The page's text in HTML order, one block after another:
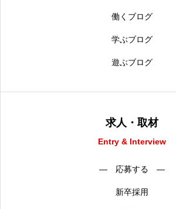
働くブログ
学ぶブログ
遊ぶブログ
求人・取材
Entry & Interview
― 応募する ―
新卒採用